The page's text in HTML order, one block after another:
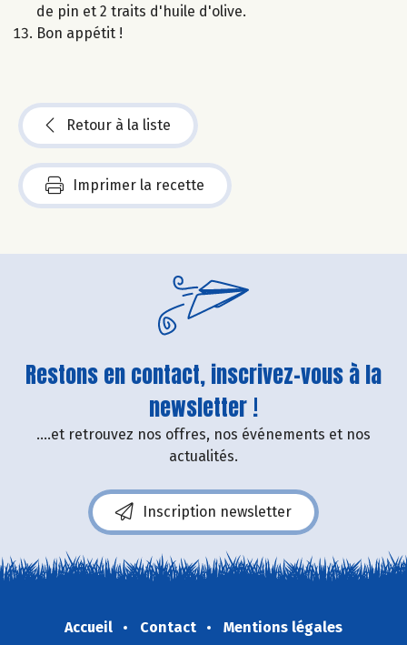
de pin et 2 traits d'huile d'olive.
Bon appétit !
Retour à la liste
Imprimer la recette
Restons en contact, inscrivez-vous à la
newsletter !
....et retrouvez nos offres, nos événements et nos
actualités.
Inscription newsletter
Accueil Contact
Mentions légales